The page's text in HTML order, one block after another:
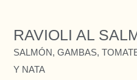
RAVIOLI AL
SALMÓN, GAMBAS,
Y NATA